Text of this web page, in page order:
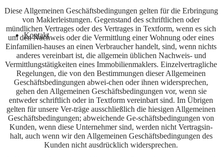
Kontakt
Diese Allgemeinen Geschäftsbedingungen gelten für die Erbringung
von Maklerleistungen. Gegenstand des schriftlichen oder
mündlichen Vertrages oder des Vertrages in Textform, wenn es sich
um den Nachweis oder die Vermittlung einer Wohnung oder eines
Einfamilien-hauses an einen Verbraucher handelt, sind, wenn nichts
anderes vereinbart ist, die allgemein üblichen Nachweis- und
Vermittlungstätigkeiten eines Immobilienmaklers. Einzelvertragliche
Regelungen, die von den Bestimmungen dieser Allgemeinen
Geschäftsbedingungen abwei-chen oder ihnen widersprechen,
gehen den Allgemeinen Geschäftsbedingungen vor, wenn sie
entweder schriftlich oder in Textform vereinbart sind. Im Übrigen
gelten für unsere Ver-träge ausschließlich die hiesigen Allgemeinen
Geschäftsbedingungen; abweichende Ge-schäftsbedingungen von
Kunden, wenn diese Unternehmer sind, werden nicht Vertragsin-
halt, auch wenn wir den Allgemeinen Geschäftsbedingungen des
Kunden nicht ausdrücklich widersprechen.